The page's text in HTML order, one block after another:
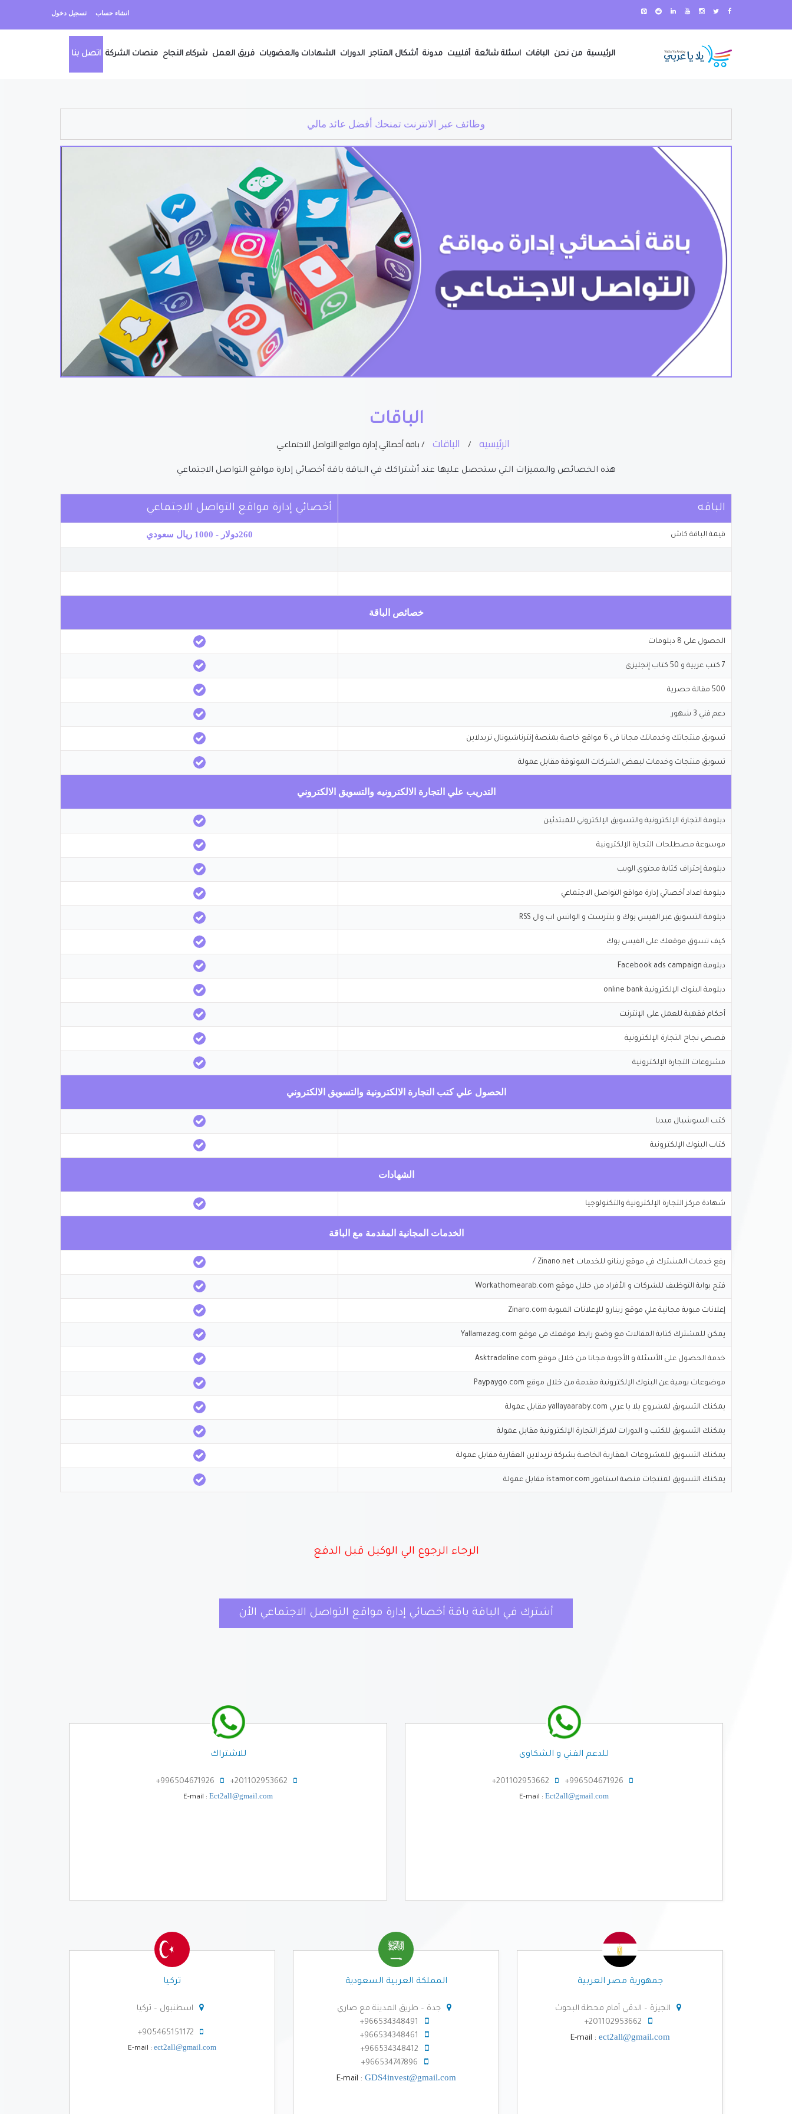
تسجيل دخول انشاء حساب
الرئيسية من نحن الباقات اسئلة شائعة أفلييت مدونة أشكال المتاجر الدورات الشهادات والعضويات فريق العمل شركاء النجاح منصات الشركة اتصل بنا
وظائف عبر الانترنت تمنحك أفضل عائد مالي
الباقات
الرئيسيه / الباقات / باقة أخصائي إدارة مواقع التواصل الاجتماعي
هذه الخصائص والمميزات التي ستحصل عليها عند أشتراكك في الباقة باقة أخصائي إدارة مواقع التواصل الاجتماعي
الباقه أخصائي إدارة مواقع التواصل الاجتماعي
قيمة الباقة كاش 260دولار - 1000 ريال سعودي
خصائص الباقة
الحصول على 8 دبلومات
7 كتب عربية و 50 كتاب إنجليزى
500 مقالة حصرية
دعم فني 3 شهور
تسويق منتجاتك وخدماتك مجانا فى 6 مواقع خاصة بمنصة إنترناشيونال تريدلاين
تسويق منتجات وخدمات لبعض الشركات الموثوقة مقابل عمولة
التدريب علي التجارة الالكترونيه والتسويق الالكتروني
دبلومة التجارة الإلكترونية والتسويق الإلكتروني للمبتدئين
موسوعة مصطلحات التجارة الإلكترونية
دبلومة إحتراف كتابة محتوى الويب
دبلومة اعداد أخصائي إدارة مواقع التواصل الاجتماعي
دبلومة التسويق عبر الفيس بوك و بنترست و الواتس اب وال RSS
كيف تسوق موقعك على الفيس بوك
دبلومة Facebook ads campaign
دبلومة البنوك الإلكترونية online bank
أحكام فقهية للعمل على الإنترنت
قصص نجاح التجارة الإلكترونية
مشروعات التجارة الإلكترونية
الحصول علي كتب التجارة الالكترونية والتسويق الالكتروني
كتب السوشيال ميديا
كتاب البنوك الإلكترونية
الشهادات
شهادة مركز التجارة الإلكترونية والتكنولوجيا
الخدمات المجانية المقدمة مع الباقة
رفع خدمات المشترك في موقع زينانو للخدمات Zinano.net /
فتح بوابة التوظيف للشركات و الأفراد من خلال موقع Workathomearab.com
إعلانات مبوبة مجانية علي موقع زينارو للإعلانات المبوبة Zinaro.com
يمكن للمشترك كتابة المقالات مع وضع رابط موقعك فى موقع Yallamazag.com
خدمة الحصول على الأسئلة و الأجوبة مجانا من خلال موقع Asktradeline.com
موضوعات يومية عن البنوك الإلكترونية مقدمة من خلال موقع Paypaygo.com
يمكنك التسويق لمشروع يلا يا عربي yallayaaraby.com مقابل عمولة
يمكنك التسويق للكتب و الدورات لمركز التجارة الإلكترونية مقابل عمولة
يمكنك التسويق للمشروعات العقارية الخاصة بشركة تريدلاين العقارية مقابل عمولة
يمكنك التسويق لمنتجات منصة استامور istamor.com مقابل عمولة
الرجاء الرجوع الي الوكيل قبل الدفع
أشترك في الباقة باقة أخصائي إدارة مواقع التواصل الاجتماعي الأن
للدعم الفني و الشكاوى
996504671926+
201102953662+
E-mail : Ect2all@gmail.com
للاشتراك
201102953662+
996504671926+
E-mail : Ect2all@gmail.com
جمهورية مصر العربية
الجيزة – الدقي أمام محطة البحوث
201102953662+
E-mail : ect2all@gmail.com
المملكة العربية السعودية
جدة – طريق المدينة مع صاري
966534348491+
966534348461+
966534348412+
966534747896+
E-mail : GDS4invest@gmail.com
تركيا
اسطنبول – تركيا
905465151172+
E-mail : ect2all@gmail.com